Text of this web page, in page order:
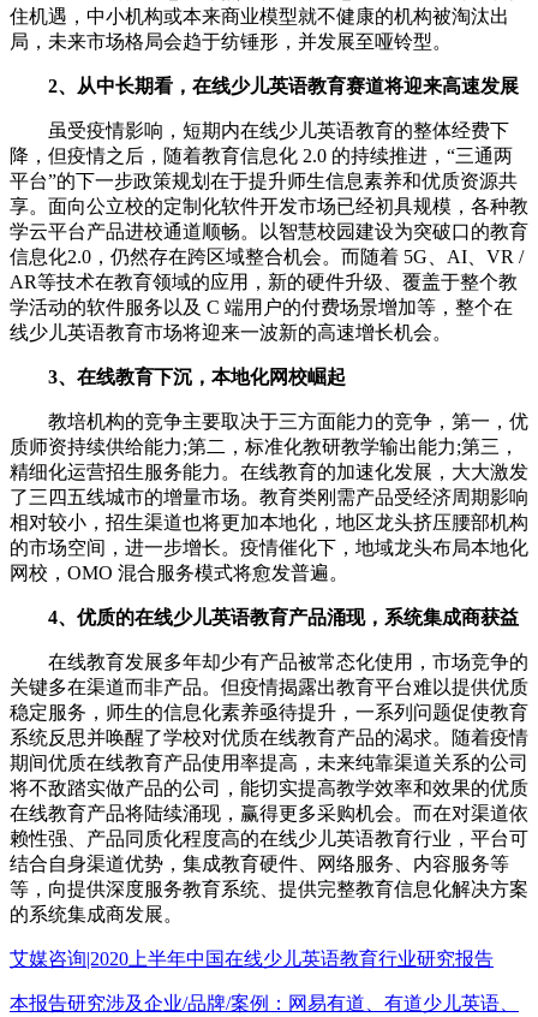
住机遇，中小机构或本来商业模型就不健康的机构被淘汰出
局，未来市场格局会趋于纺锤形，并发展至哑铃型。
2、从中长期看，在线少儿英语教育赛道将迎来高速发展
虽受疫情影响，短期内在线少儿英语教育的整体经费下
降，但疫情之后，随着教育信息化 2.0 的持续推进，“三通两
平台”的下一步政策规划在于提升师生信息素养和优质资源共
享。面向公立校的定制化软件开发市场已经初具规模，各种教
学云平台产品进校通道顺畅。以智慧校园建设为突破口的教育
信息化2.0，仍然存在跨区域整合机会。而随着 5G、AI、VR /
AR等技术在教育领域的应用，新的硬件升级、覆盖于整个教
学活动的软件服务以及 C 端用户的付费场景增加等，整个在
线少儿英语教育市场将迎来一波新的高速增长机会。
3、在线教育下沉，本地化网校崛起
教培机构的竞争主要取决于三方面能力的竞争，第一，优
质师资持续供给能力;第二，标准化教研教学输出能力;第三，
精细化运营招生服务能力。在线教育的加速化发展，大大激发
了三四五线城市的增量市场。教育类刚需产品受经济周期影响
相对较小，招生渠道也将更加本地化，地区龙头挤压腰部机构
的市场空间，进一步增长。疫情催化下，地域龙头布局本地化
网校，OMO 混合服务模式将愈发普遍。
4、优质的在线少儿英语教育产品涌现，系统集成商获益
在线教育发展多年却少有产品被常态化使用，市场竞争的
关键多在渠道而非产品。但疫情揭露出教育平台难以提供优质
稳定服务，师生的信息化素养亟待提升，一系列问题促使教育
系统反思并唤醒了学校对优质在线教育产品的渴求。随着疫情
期间优质在线教育产品使用率提高，未来纯靠渠道关系的公司
将不敌踏实做产品的公司，能切实提高教学效率和效果的优质
在线教育产品将陆续涌现，赢得更多采购机会。而在对渠道依
赖性强、产品同质化程度高的在线少儿英语教育行业，平台可
结合自身渠道优势，集成教育硬件、网络服务、内容服务等
等，向提供深度服务教育系统、提供完整教育信息化解决方案
的系统集成商发展。
艾媒咨询|2020上半年中国在线少儿英语教育行业研究报告
本报告研究涉及企业/品牌/案例：网易有道、有道少儿英语、